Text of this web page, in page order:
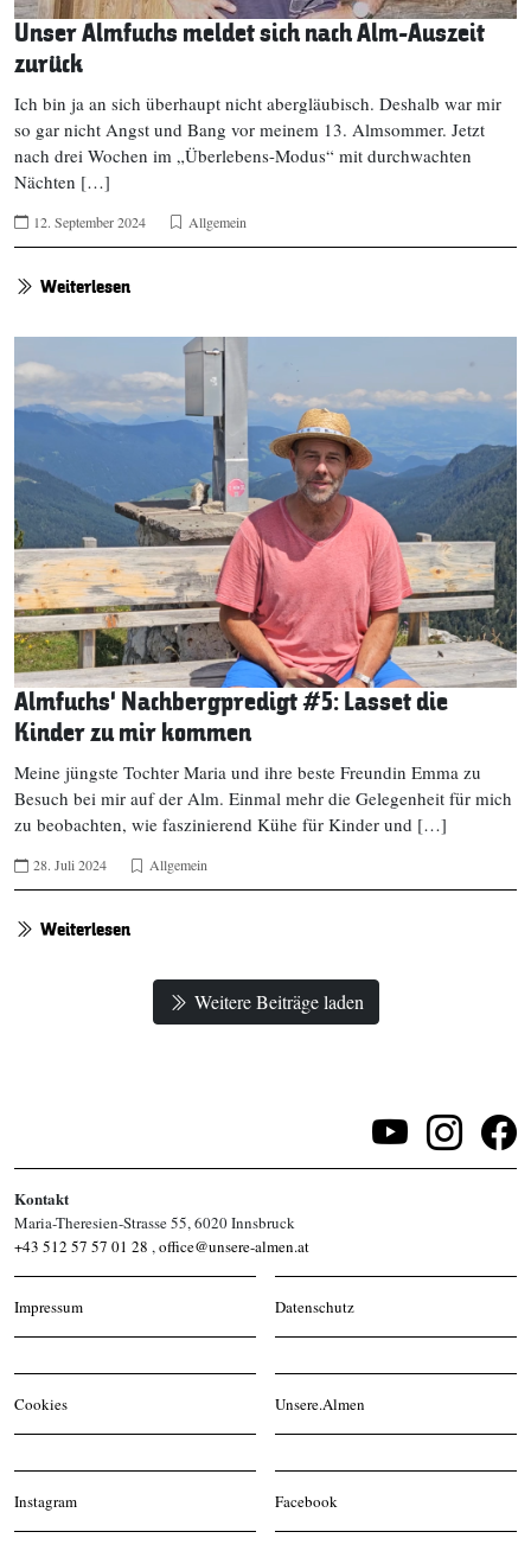
Unser Almfuchs meldet sich nach Alm-Auszeit
zurück
Ich bin ja an sich überhaupt nicht abergläubisch. Deshalb war mir
so gar nicht Angst und Bang vor meinem 13. Almsommer. Jetzt
nach drei Wochen im „Überlebens-Modus“ mit durchwachten
Nächten […]
12. September 2024 Allgemein
Weiterlesen
Almfuchs‘ Nachbergpredigt #5: Lasset die
Kinder zu mir kommen
Meine jüngste Tochter Maria und ihre beste Freundin Emma zu
Besuch bei mir auf der Alm. Einmal mehr die Gelegenheit für mich
zu beobachten, wie faszinierend Kühe für Kinder und […]
28. Juli 2024 Allgemein
Weiterlesen
Weitere Beiträge laden
Kontakt
Maria-Theresien-Strasse 55, 6020 Innsbruck
+43 512 57 57 01 28 ,office@unsere-almen.at
Impressum Datenschutz
Cookies Unsere.Almen
Instagram Facebook